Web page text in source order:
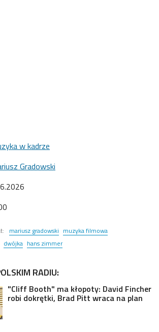
w kadrze
Gradowski
mariusz gradowski muzyka filmowa
dwójka hans zimmer
RADIU:
"Cliff Booth" ma kłopoty: David Fincher
robi dokrętki, Brad Pitt wraca na plan